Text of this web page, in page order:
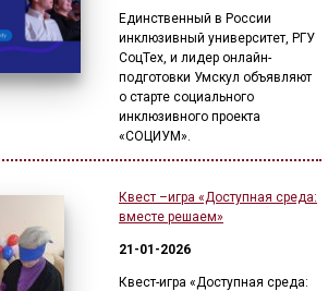
ИЗОБРАЖЕНИЯ
Скрыть Ч/б
Настройки по умолчанию
Настройки по умолчанию
Единственный в России
инклюзивный университет, РГУ
СоцТех, и лидер онлайн-
подготовки Умскул объявляют
о старте социального
инклюзивного проекта
«СОЦИУМ».
Квест –игра «Доступная среда:
вместе решаем»
21-01-2026
Квест-игра «Доступная среда: